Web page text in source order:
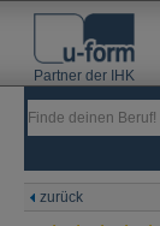
Partner der IHK
zurück